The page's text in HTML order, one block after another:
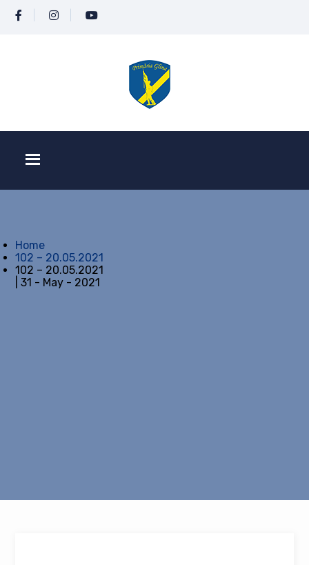
Home
102 – 20.05.2021
102 – 20.05.2021
| 31 - May - 2021